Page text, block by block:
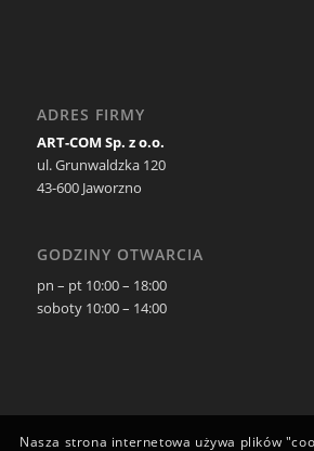
ADRES FIRMY
ART-COM Sp. z o.o.
ul. Grunwaldzka 120
43-600 Jaworzno
GODZINY OTWARCIA
pn – pt 10:00 – 18:00
soboty 10:00 – 14:00
Nasza strona internetowa używa plików